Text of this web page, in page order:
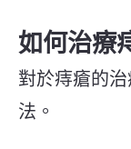
如何治療
對於痔瘡的
法。